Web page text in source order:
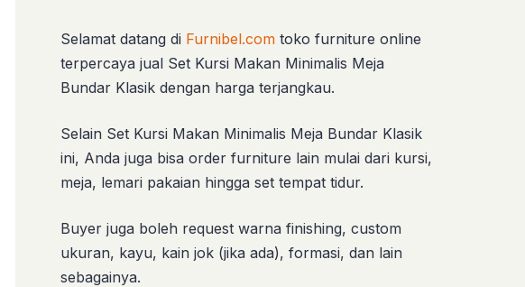
Selamat datang di Furnibel.com toko furniture online
terpercaya jual Set Kursi Makan Minimalis Meja
Bundar Klasik dengan harga terjangkau.
Selain Set Kursi Makan Minimalis Meja Bundar Klasik
ini, Anda juga bisa order furniture lain mulai dari kursi,
meja, lemari pakaian hingga set tempat tidur.
Buyer juga boleh request warna finishing, custom
ukuran, kayu, kain jok (jika ada), formasi, dan lain
sebagainya.